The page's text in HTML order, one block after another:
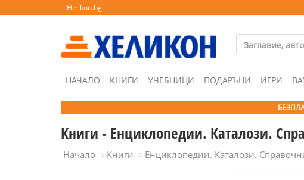
Helikon.bg
НАЧАЛО КНИГИ УЧЕБНИЦИ ПОДАРЪЦИ ИГРИ
Книги - Енциклопедии. Каталози.
Начало Книги Енциклопедии. Каталози.